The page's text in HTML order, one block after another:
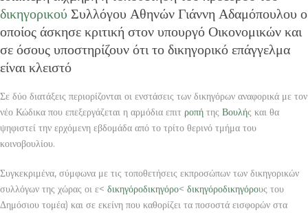
δικηγορικού Συλλόγου Αθηνών Γιάννη Αδαμόπουλου ο
οποίος άσκησε κριτική στον υπουργό Οικονομικών και
σε όσους υποστηρίζουν ότι το δικηγορικό επάγγελμα
είναι κλειστό
Σε δύο διατάξεις περιορίζονται οι ενστάσεις των δικηγόρων αναφορικά με τον
νέο Κώδικα που επεξεργάζεται η αρμόδια επιτ ροπή της Βουλής και θα
ψηφιστεί την ερχόμενη εβδομάδα από το τρίτο θερινό τμήμα του
κοινοβουλίου.
Συγκεκριμένα, σύμφωνα με τις τοποθετήσεις εκπροσώπων των δικηγορικών
συλλόγων της χώρας οι ε< δικηγόροδικηγόρο< δικηγόροδικηγόρους του
Δημόσιου τομέα) και σε εκείνη που καθορίζει τα ποσοστά εισφορών στα